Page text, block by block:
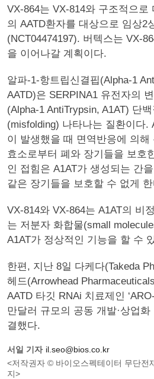
VX-864는 VX-814와 구조적으로
의 AATD환자를 대상으로 임상2
(NCT04474197). 버텍스는 VX-
을 이어나갈 계획이다.
알파-1-항트립신결핍(Alpha-1
AATD)은 SERPINA1 유전자의
(Alpha-1 AntiTrypsin, A1AT) 단
(misfolding) 나타나는 질환이다.
이 발생했을 때 면역반응에 의해
효소로부터 폐와 장기들을 보호
인 접힘은 A1AT가 생성되는 간
같은 장기들을 보호할 수 없게
VX-814와 VX-864는 A1AT의 비
는 저분자 화합물(small
A1AT가 정상적인 기능을 할 수
한편, 지난 8일 다케다(Takeda
헤드(Arrowhead
AATD 타깃 RNAi 치료제인
만달러 규모의 공동 개발·상업
결했다.
서일 기자 il.seo@bios.co.kr
<저작권자 © 바이오스펙테이터 무단전
지>